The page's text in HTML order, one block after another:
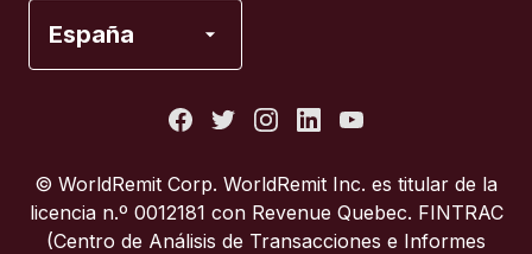
España
Italia
© WorldRemit Corp.‍ WorldRemit Inc. es titular de la
licencia n.º 0012181 con Revenue Quebec. FINTRAC
(Centro de Análisis de Transacciones e Informes